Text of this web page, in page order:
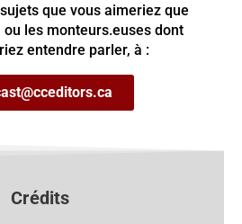
que vous aimeriez que
ou les monteurs.euses dont
entendre parler, à :
Crédits